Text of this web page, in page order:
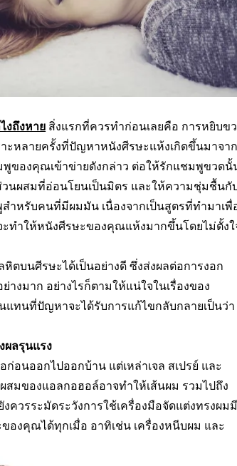
งถึงหาย สิ่งแรกที่ควรทำก่อนเลยคือ การหยิบข
ะหลายครั้งที่ปัญหาหนังศีรษะแห้งเกิดขึ้นมาจา
พูของคุณเข้าข่ายดังกล่าว ต่อให้รักแชมพูขวดนั้
นผสมที่อ่อนโยนเป็นมิตร และให้ความชุ่มชื้นกั
ำหรับคนที่มีผมมัน เนื่องจากเป็นสูตรที่ทำมาเพื่
ทำให้หนังศีรษะของคุณแห้งมากขึ้นโดยไม่ตั้งใ
ตบนศีรษะได้เป็นอย่างดี ซึ่งส่งผลต่อการงอก
งมาก อย่างไรก็ตามให้แน่ใจในเรื่องของ
ทนที่ปัญหาจะได้รับการแก้ไขกลับกลายเป็นว่า
ผลรุนแรง
อนออกไปออกบ้าน แต่เหล่าเจล สเปรย์ และ
มของแอลกอฮอล์อาจทำให้เส้นผม รวมไปถึง
วรระมัดระวังการใช้เครื่องมือจัดแต่งทรงผม
งคุณได้ทุกเมื่อ อาทิเช่น เครื่องหนีบผม และ